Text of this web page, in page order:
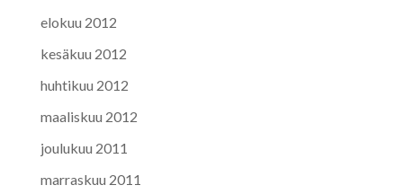
elokuu 2012
kesäkuu 2012
huhtikuu 2012
maaliskuu 2012
joulukuu 2011
marraskuu 2011